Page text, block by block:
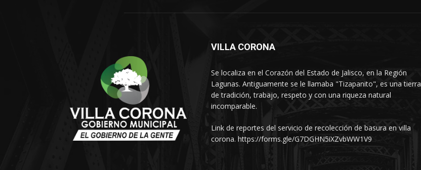
VILLA CORONA
Se localiza en el Corazón del Estado de Jalisco, en la Región
Lagunas. Antiguamente se le llamaba "Tizapanito", es una tierra
de tradición, trabajo, respeto y con una riqueza natural
incomparable.
Link de reportes del servicio de recolección de basura en villa
corona. https://forms.gle/G7DGHN5iXZvbWW1V9